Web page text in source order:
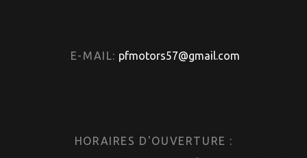
E-MAIL: pfmotors57@gmail.com
HORAIRES D'OUVERTURE :